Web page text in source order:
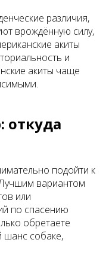
различия,
врождённую силу,
акиты
и
акиты чаще
откуда
подойти к
вариантом
или
по спасению
обретаете
шанс собаке,